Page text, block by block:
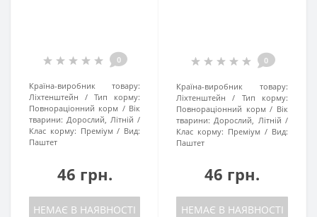
0
Країна-виробник товару:
Ліхтенштейн
Тип корму:
Повнораціонний корм
Вік
тварини: Дорослий, Літній
Клас корму: Преміум
Вид:
Паштет
46 грн.
НЕМАЄ В НАЯВНОСТІ
0
Країна-виробник товару:
Ліхтенштейн
Тип корму:
Повнораціонний корм
Вік
тварини: Дорослий, Літній
Клас корму: Преміум
Вид:
Паштет
46 грн.
НЕМАЄ В НАЯВНОСТІ